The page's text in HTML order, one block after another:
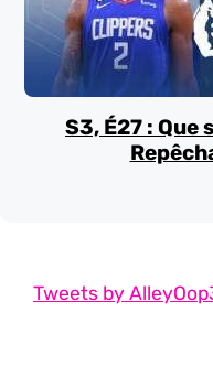
S3, É27 : Que
Tweets by